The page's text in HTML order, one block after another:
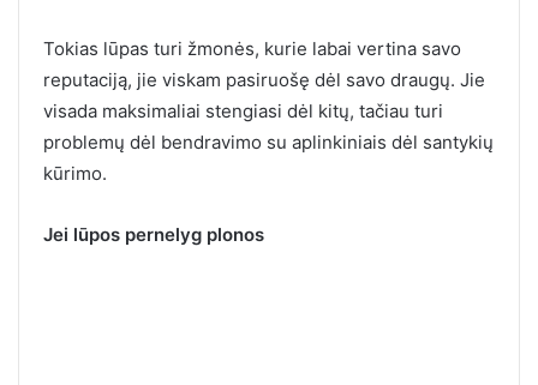
Tokias lūpas turi žmonės, kurie labai vertina savo
reputaciją, jie viskam pasiruošę dėl savo draugų. Jie
visada maksimaliai stengiasi dėl kitų, tačiau turi
problemų dėl bendravimo su aplinkiniais dėl santykių
kūrimo.
Jei lūpos pernelyg plonos